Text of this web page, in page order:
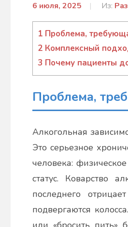
6 июля, 2025
От:
Марина
Из:
1 Проблема,
2 Комплексный
3 Почему пациенты
Проблема,
Алкогольная
Это серьезное
человека:
статус. Коварство
последнего
подвергаются